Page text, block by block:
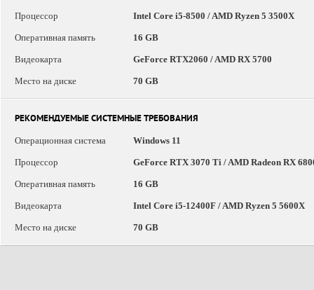
Процессор Intel Core i5-8500 / AMD Ryzen 5 3500X
Оперативная память 16 GB
Видеокарта GeForce RTX2060 / AMD RX 5700
Место на диске 70 GB
РЕКОМЕНДУЕМЫЕ СИСТЕМНЫЕ ТРЕБОВАНИЯ
Операционная система
Windows 11
Процессор GeForce RTX 3070 Ti / AMD Radeon RX
Оперативная память 16 GB
Видеокарта Intel Core i5-12400F / AMD Ryzen 5 5600X
Место на диске 70 GB